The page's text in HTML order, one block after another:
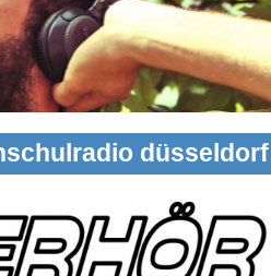
düsseldorf